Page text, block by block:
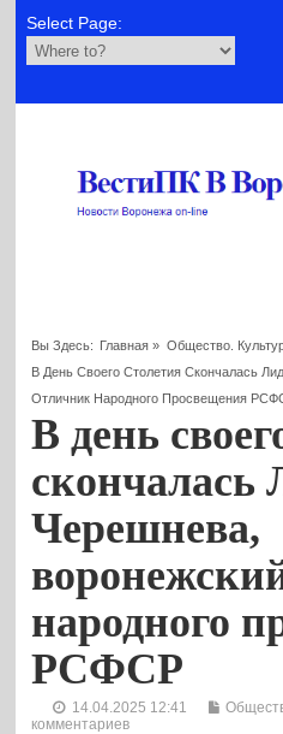
Select Page:
Вы Здесь: Главная » Общество.
В День Своего Столетия Скончалась
Отличник Народного Просвещения
В день
скончалась
Черешнева,
народного
РСФСР
14.04.2025 12:41
комментариев